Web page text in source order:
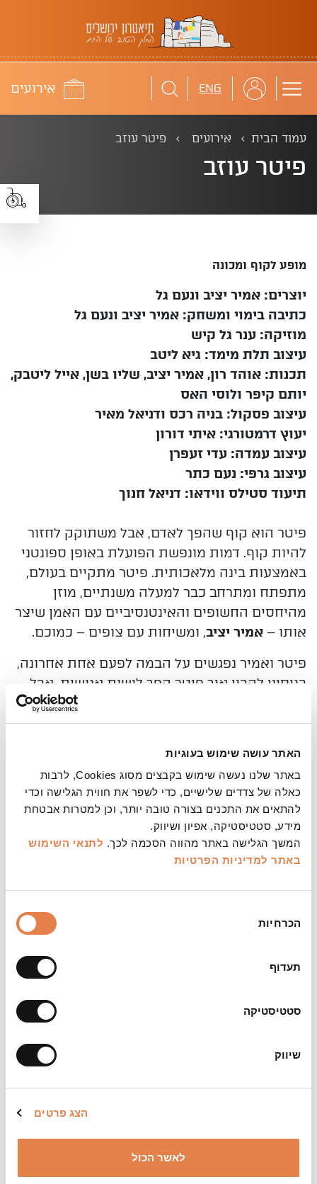
האתר עושה שימוש בעוגיות
באתר שלנו נעשה שימוש בקבצים מסוג Cookies, לרבות
כאלה של צדדים שלישיים, כדי לשפר את חווית הגלישה וכדי
להתאים את התכנים בצורה טובה יותר, וכן למטרות אבטחת
מידע, סטטיסטיקה, אפיון ושיווק.
המשך הגלישה באתר מהווה הסכמה לכך. לתנאי השימוש
באתר למדיניות הפרטיות
הסכמה
הכרחיות
תעדוף
סטטיסטיקה
שיווק
הצג פרטים
לאשר הכול
תיאטרון ירושלים
ENG לוח
אירועים
עמוד הבית אירועים פיטר עוזב
פיטר עוזב
מופע לקוף ומכונה
יוצרים: אמיר יציב ונעם גל
כתיבה בימוי ומשחק: אמיר יציב ונעם גל
מוזיקה: ענר גל קיש
עיצוב תלת מימד: גיא ליטב
תכנות: אוהד רון, אמיר יציב, שליו בשן, אייל ליטבק,
יותם קיפר ולוסי האס
עיצוב פסקול: בניה רכס ודניאל מאיר
יעוץ דרמטורגי: איתי דורון
עיצוב עמדה: עדי זעפרן
עיצוב גרפי: נעם כתר
תיעוד סטילס ווידאו: דניאל חנוך
פיטר הוא קוף שהפך לאדם, אבל משתוקק לחזור
להיות קוף. דמות מונפשת הפועלת באופן ספונטני
באמצעות בינה מלאכותית. פיטר מתקיים בעולם,
מתפתח ומתרחב כבר למעלה משנתיים, מוזן
מהיחסים החשופים והאינטנסיביים עם האמן שיצר
אותו – אמיר יציב, ומשיחות עם צופים – כמוכם.
פיטר ואמיר נפגשים על הבמה לפעם אחת אחרונה,
בניסיון להבין איך פיטר הפך לישות אנושית. אבל
המופע החי מוביל למקומות לא צפויים: פיטר
מתקשר ישירות עם הקהל ושואל שאלות, הוא
לחזור להיות קוף. כל אלה משפיעים על הדינמיקה
בין אמיר לבינו ובינו לבין הקהל, ועל האופן שבו
המופע נבנה.
"פיטר עוזב" נשען על הסיפור שכתב פרנץ קפקא
"דין וחשבון לאקדמיה", המתגלה בהצגה כחד
שאלות על יחסי שליטה בעולם הנשלט על ידי בינה
מלאכותית. בין דמות למחבר, בין מכונה לאדם, בין
קהל לישות וירטואלית, אמיר ופיטר מפגישים אותנו
עם חוויות שהן מעל ומעבר למציאות כפי שאנחנו
מכירים אותה.